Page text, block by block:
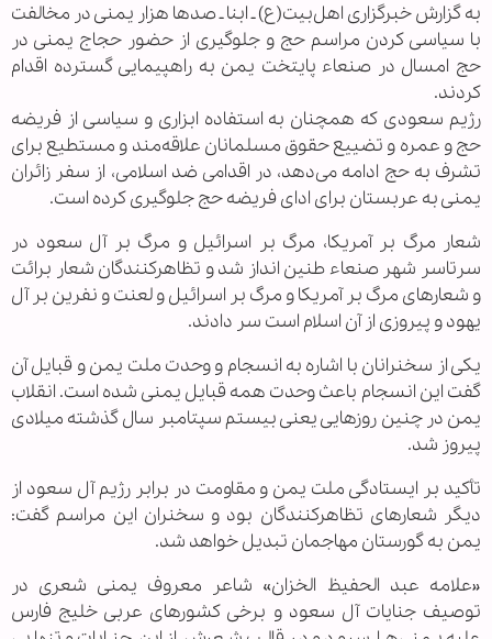
به گزارش خبرگزاری اهل‌بیت(ع) ـ ابنا ـ صدها هزار یمنی در مخالفت
با سیاسی کردن مراسم حج و جلوگیری از حضور حجاج یمنی در
حج امسال در صنعاء پایتخت یمن به راهپیمایی گسترده اقدام
کردند.
رژیم سعودی که همچنان به استفاده ابزاری و سیاسی از فریضه
حج و عمره و تضییع حقوق مسلمانان علاقه‌مند و مستطیع برای
تشرف به حج ادامه می‌دهد، در اقدامی ضد اسلامی، از سفر زائران
یمنی به عربستان برای ادای فریضه حج جلوگیری کرده است.
شعار مرگ بر آمریکا، مرگ بر اسرائیل و مرگ بر آل سعود در
سرتاسر شهر صنعاء طنین انداز شد و تظاهرکنندگان شعار برائت
و شعارهای مرگ بر آمریکا و مرگ بر اسرائیل و لعنت و نفرین بر آل
یهود و پیروزی از آن اسلام است سر دادند.
یکی از سخنرانان با اشاره به انسجام و وحدت ملت یمن و قبایل آن
گفت این انسجام باعث وحدت همه قبایل یمنی شده است. انقلاب
یمن در چنین روزهایی یعنی بیستم سپتامبر سال گذشته میلادی
پیروز شد.
تأکید بر ایستادگی ملت یمن و مقاومت در برابر رژیم آل سعود از
دیگر شعارهای تظاهرکنندگان بود و سخنران این مراسم گفت:
یمن به گورستان مهاجمان تبدیل خواهد شد.
«علامه عبد الحفیظ الخزان» شاعر معروف یمنی شعری در
توصیف جنایات آل سعود و برخی کشورهای عربی خلیج فارس